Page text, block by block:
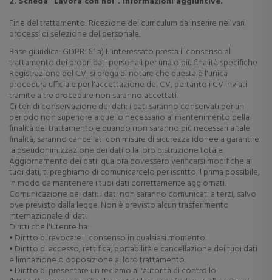
Fine del trattamento: Ricezione dei curriculum da inserire nei vari
processi di selezione del personale.
Base giuridica: GDPR: 6.1.a) L'interessato presta il consenso al
trattamento dei propri dati personali per una o più finalità specifiche
Registrazione del CV: si prega di notare che questa è l'unica
procedura ufficiale per l'accettazione del CV, pertanto i CV inviati
tramite altre procedure non saranno accettati.
Criteri di conservazione dei dati: i dati saranno conservati per un
periodo non superiore a quello necessario al mantenimento della
finalità del trattamento e quando non saranno più necessari a tale
finalità, saranno cancellati con misure di sicurezza idonee a garantire
la pseudonimizzazione dei dati o la loro distruzione totale.
Aggiornamento dei dati: qualora dovessero verificarsi modifiche ai
tuoi dati, ti preghiamo di comunicarcelo per iscritto il prima possibile,
in modo da mantenere i tuoi dati correttamente aggiornati.
Comunicazione dei dati: I dati non saranno comunicati a terzi, salvo
ove previsto dalla legge. Non è previsto alcun trasferimento
internazionale di dati.
Diritti che l'Utente ha:
• Diritto di revocare il consenso in qualsiasi momento.
• Diritto di accesso, rettifica, portabilità e cancellazione dei tuoi dati
e limitazione o opposizione al loro trattamento.
• Diritto di presentare un reclamo all'autorità di controllo